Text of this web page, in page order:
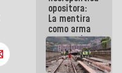
opositora:
La mentira
como arma
contra el
Pueblo